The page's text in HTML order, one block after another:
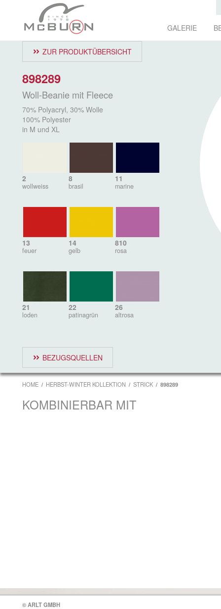
GALERIE
ZUR PRODUKTÜBERSICHT
898289
Woll-Beanie mit Fleece
70% Polyacryl, 30% Wolle
100% Polyester
in M und XL
2
wollweiss
8
brasil
11
marine
13
feuer
14
gelb
810
rosa
21
loden
22
patinagrün
26
altrosa
BEZUGSQUELLEN
HOME HERBST-WINTER KOLLEKTION STRICK 898289
KOMBINIERBAR MIT
© ARLT GMBH